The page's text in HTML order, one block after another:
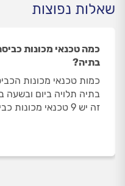
שאלות נפוצות
כמה טכנאי מכונות
בתיה?
כמות טכנאי מכונות
בתיה תלויה ביום ובשעה
זה יש 9 טכנאי מכונות כביסה במזכרת בתיה.